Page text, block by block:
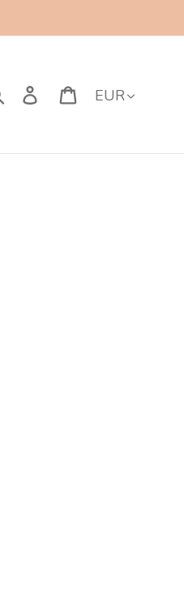
Search Log in CartCurrency